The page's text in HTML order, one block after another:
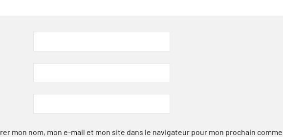
mon nom, mon e-mail et mon site dans le navigateur pour mon prochain